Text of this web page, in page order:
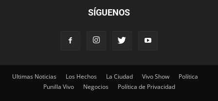
SÍGUENOS
Ultimas Noticias Los Hechos La Ciudad Vivo Show
Política
Punilla Vivo
Negocios Política de Privacidad